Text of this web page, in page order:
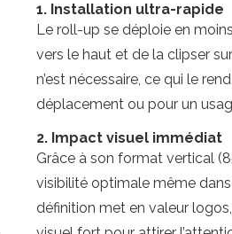
1. Installation ultra-rapide
Le roll-up se déploie en
vers le haut et de la clipser
n’est nécessaire, ce qui le
déplacement ou pour un
2. Impact visuel immédiat
Grâce à son format vertical
visibilité optimale même
définition met en valeur